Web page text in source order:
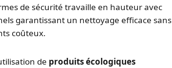
de sécurité travaille en hauteur avec
garantissant un nettoyage efficace sans
coûteux.
de produits écologiques